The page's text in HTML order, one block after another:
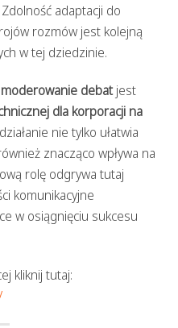
adaptacji do
rozmów jest kolejną
w tej dziedzinie.
moderowanie debatjest
dla korporacji na
nie tylko ułatwia
znacząco wpływa na
rolę odgrywa tutaj
komunikacyjne
w osiągnięciu sukcesu
kliknij tutaj: